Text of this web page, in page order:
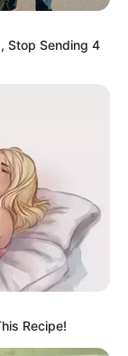
ดูดวงความรักจากธาตุ
ราศีเกิด
Stop Sending 4
Recipe!